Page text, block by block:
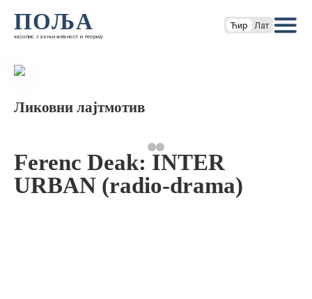
ПОЉА
часопис за књижевност и теорију
Ћир Лат
Ликовни лајтмотив
Ferenc Deak: INTER
URBAN (radio-drama)